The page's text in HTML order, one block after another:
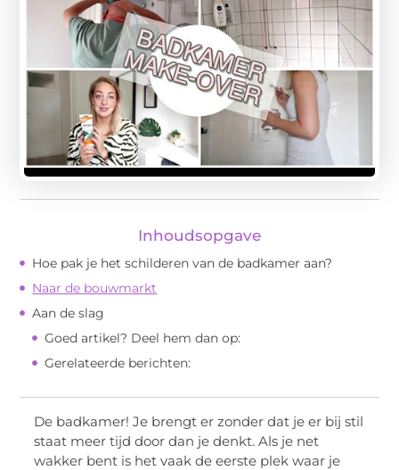
Inhoudsopgave
Hoe pak je het schilderen van de badkamer aan?
Naar de bouwmarkt
Aan de slag
Goed artikel? Deel hem dan op:
Gerelateerde berichten:
De badkamer! Je brengt er zonder dat je er bij stil
staat meer tijd door dan je denkt. Als je net
wakker bent is het vaak de eerste plek waar je